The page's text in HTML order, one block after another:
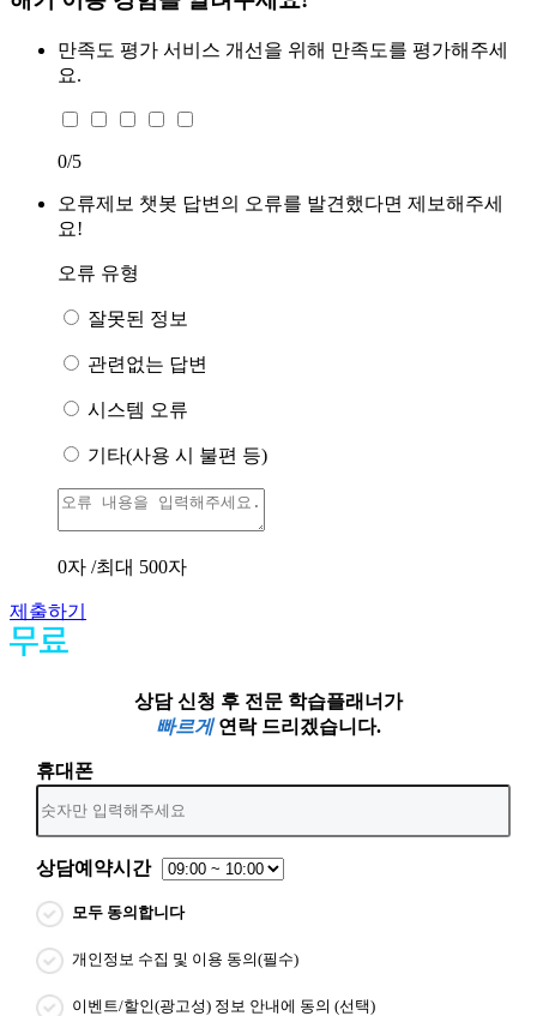
만족도 평가 서비스 개선을 위해 만족도를 평가해주세
요.
0/5
오류제보 챗봇 답변의 오류를 발견했다면 제보해주세
요!
오류 유형
잘못된 정보
관련없는 답변
시스템 오류
기타(사용 시 불편 등)
0자 /최대 500자
제출하기
상담 신청 후 전문 학습플래너가
빠르게연락 드리겠습니다.
휴대폰
상담예약시간
모두 동의합니다
개인정보 수집 및 이용 동의(필수)
이벤트/할인(광고성) 정보 안내에 동의 (선택)